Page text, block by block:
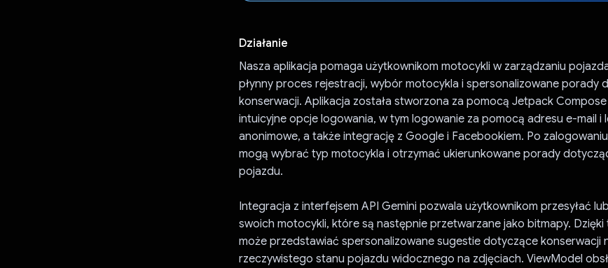
Działanie
Nasza aplikacja pomaga użytkownikom motocykli w zarządzaniu
płynny proces rejestracji, wybór motocykla i spersonalizowane porady
konserwacji. Aplikacja została stworzona za pomocą Jetpack Compose
intuicyjne opcje logowania, w tym logowanie za pomocą adresu e-mail i
anonimowe, a także integrację z Google i Facebookiem. Po
mogą wybrać typ motocykla i otrzymać ukierunkowane porady
pojazdu.
Integracja z interfejsem API Gemini pozwala użytkownikom przesyłać
swoich motocykli, które są następnie przetwarzane jako bitmapy. Dzięki
może przedstawiać spersonalizowane sugestie dotyczące konserwacji
rzeczywistego stanu pojazdu widocznego na zdjęciach. ViewModel